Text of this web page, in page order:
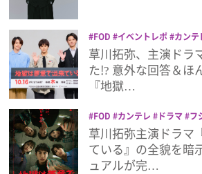
お問い合わせ
FOD イベントレポ カンテ
フジテレビ
地獄は善意で
草川拓弥 超特急 高野洸
草川拓弥、主演ドラ
た!? 意外な回答＆ほ
『地獄…
FOD カンテレ ドラマ
フ
地獄は善意で出来ている 草
急
草川拓弥主演ドラマ
ている』の全貌を暗
ュアルが完…